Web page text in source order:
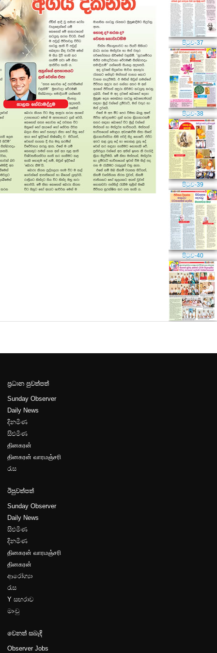
පිටුව-37
පිටුව-38
පිටුව-39
පිටුව-40
ප්‍රධාන පුවත්පත්
Sunday Observer
Daily News
දිනමිණ
සිළුමිණ
தினகரன்
தினகரன் வாரமஞ்சரி
රැස
ඊපුවත්පත්
Sunday Observer
Daily News
සිළුමිණ
දිනමිණ
தினகரன் வாரமஞ்சரி
தினகரன்
ආරෝග්‍යා
රැස
Y සඟරාව
මාංචු
වෙනත් සබැඳි
Observer Jobs